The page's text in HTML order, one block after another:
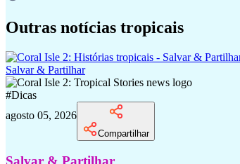
Outras notícias tropicais
Salvar & Partilhar
#Dicas
agosto 05, 2026
Compartilhar